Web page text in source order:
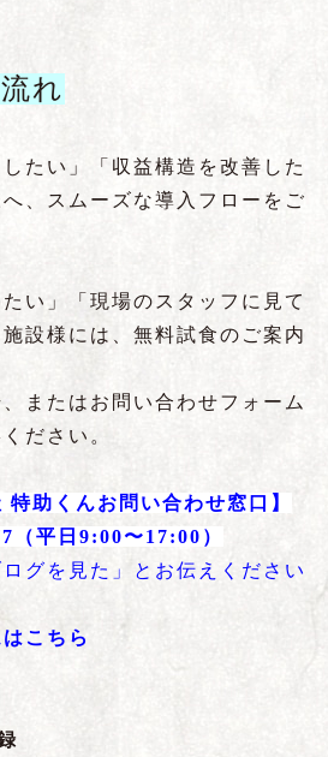
れ
したい」「収益構造を改善した
、スムーズな導入フローをご
たい」「現場のスタッフに見て
設様には、無料試食のご案内
またはお問い合わせフォーム
ださい。
特助くんお問い合わせ窓口】
平日9:00〜17:00）
ログを見た」とお伝えください
こちら